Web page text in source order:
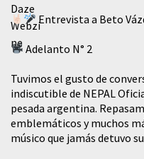
Entrevista a Beto
Adelanto N° 2
Tuvimos el gusto de
indiscutible de NEPAL
pesada argentina.
emblemáticos y muchos
músico que jamás detuvo